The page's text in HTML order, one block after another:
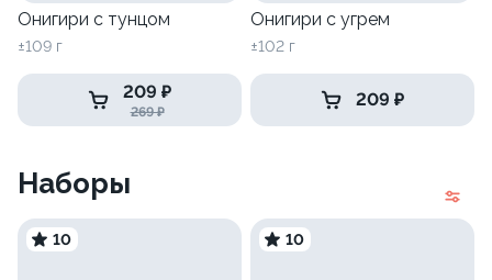
Онигири с тунцом
±109 г
209 ₽
269 ₽
Онигири с угрем
±102 г
209 ₽
Наборы
10 10